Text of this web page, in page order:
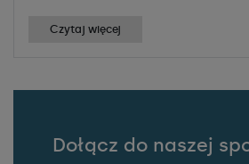
Czytaj więcej
Dołącz do naszej